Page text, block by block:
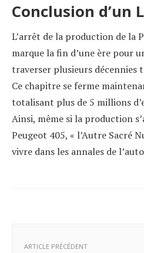
Conclusion d’un
L’arrêt de la production de la
marque la fin d’une ère pour
traverser plusieurs
Ce chapitre se ferme
totalisant plus de 5 millions
Ainsi, même si la production
Peugeot 405, « l’Autre Sacré
vivre dans les annales de
ARTICLE PRÉCÉDENT